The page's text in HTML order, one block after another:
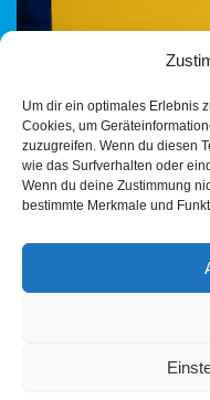
Um dir ein optimales Erlebnis
Cookies, um
zuzugreifen. Wenn du diesen
wie das Surfverhalten oder
Wenn du deine Zustimmung
bestimmte Merkmale und
Gambia – Symbolpolitik
sich hinter dem EU-
bittere…Weiterlesen »